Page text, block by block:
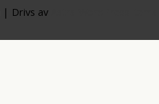
| Drivs av